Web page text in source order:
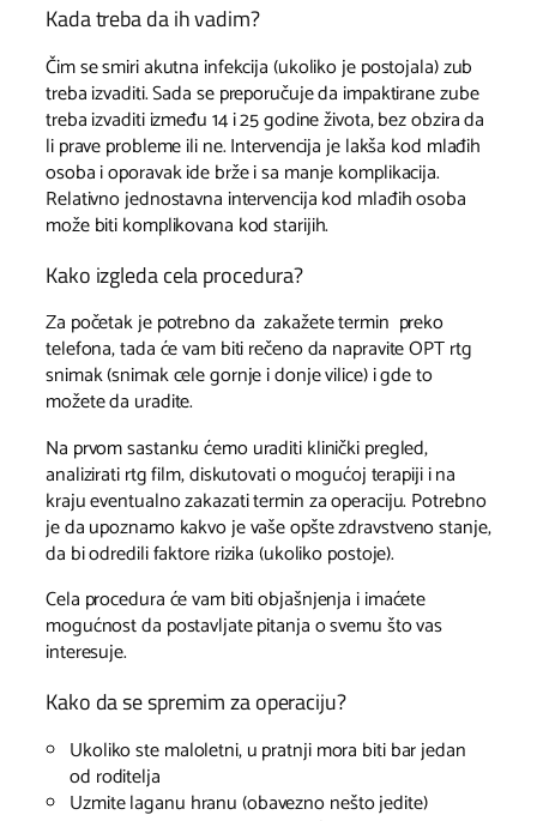
Kada treba da ih vadim?
Čim se smiri akutna infekcija (ukoliko je postojala) zub
treba izvaditi. Sada se preporučuje da impaktirane zube
treba izvaditi između 14 i 25 godine života, bez obzira da
li prave probleme ili ne. Intervencija je lakša kod mlađih
osoba i oporavak ide brže i sa manje komplikacija.
Relativno jednostavna intervencija kod mlađih osoba
može biti komplikovana kod starijih.
Kako izgleda cela procedura?
Za početak je potrebno da zakažete termin preko
telefona, tada će vam biti rečeno da napravite OPT rtg
snimak (snimak cele gornje i donje vilice) i gde to
možete da uradite.
Na prvom sastanku ćemo uraditi klinički pregled,
analizirati rtg film, diskutovati o mogućoj terapiji i na
kraju eventualno zakazati termin za operaciju. Potrebno
je da upoznamo kakvo je vaše opšte zdravstveno stanje,
da bi odredili faktore rizika (ukoliko postoje).
Cela procedura će vam biti objašnjenja i imaćete
mogućnost da postavljate pitanja o svemu što vas
interesuje.
Kako da se spremim za operaciju?
Ukoliko ste maloletni, u pratnji mora biti bar jedan
od roditelja
Uzmite laganu hranu (obavezno nešto jedite)